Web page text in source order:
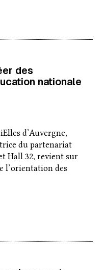
des
nationale
d’Auvergne,
du partenariat
Hall 32, revient sur
l’orientation des